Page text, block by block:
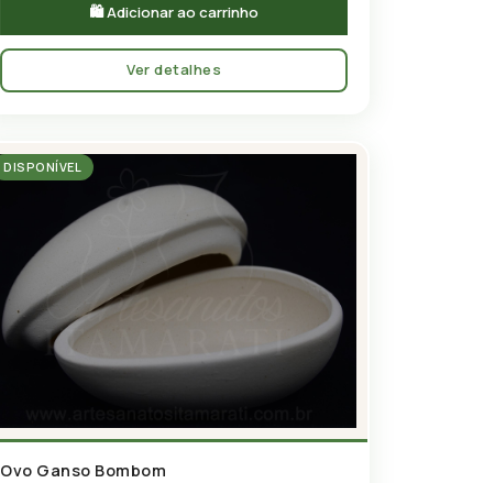
🛍 Adicionar ao carrinho
Ver detalhes
DISPONÍVEL
Ovo Ganso Bombom